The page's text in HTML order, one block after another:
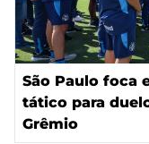
São Paulo foca
tático para
Grêmio